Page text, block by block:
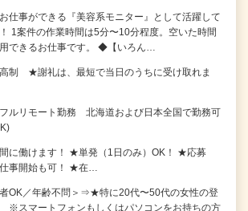
仕事ができる『美容系モニター』として活躍して
1案件の作業時間は5分〜10分程度。空いた時間
できるお仕事です。 ◆【いろん…
制 ★謝礼は、最短で当日のうちに受け取れま
ルリモート勤務 北海道および日本全国で勤務可
に働けます！ ★単発（1日のみ）OK！ ★応募
事開始も可！ ★在…
者OK／年齢不問＞⇒★特に20代〜50代の女性の登
スマートフォンもしくはパソコンをお持ちの方